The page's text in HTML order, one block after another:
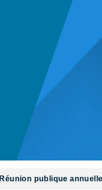
Réunion publique